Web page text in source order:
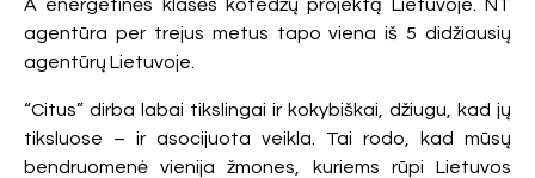
A energetinės klasės kotedžų projektą Lietuvoje. NT
agentūra per trejus metus tapo viena iš 5 didžiausių
agentūrų Lietuvoje.
“Citus” dirba labai tikslingai ir kokybiškai, džiugu, kad jų
tiksluose – ir asocijuota veikla. Tai rodo, kad mūsų
bendruomenė vienija žmones, kuriems rūpi Lietuvos